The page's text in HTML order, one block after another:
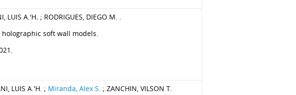
LUIS A.'H. ; RODRIGUES, DIEGO M. .
soft wall models.
LUIS A.'H. ; Miranda, Alex S. ; ZANCHIN, VILSON T.